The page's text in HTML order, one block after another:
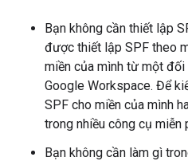
Bạn không cần thiết lập
được thiết lập SPF theo
miền của mình từ một
Google Workspace. Để
SPF cho miền của mình
trong nhiều công cụ miễn
Bạn không cần làm gì